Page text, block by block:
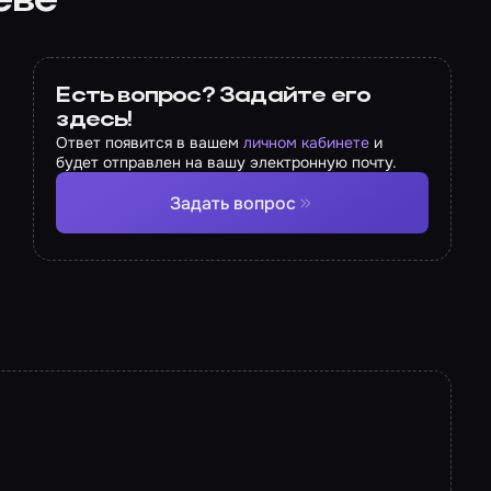
Есть вопрос? Задайте его
здесь!
Ответ появится в вашемличном кабинете и
будет отправлен на вашу электронную почту.
Задать вопрос